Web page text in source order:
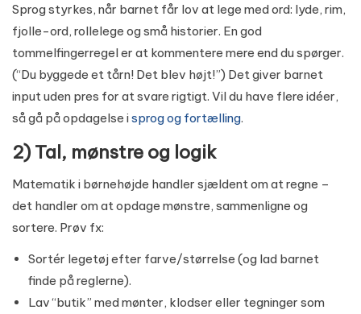
Sprog styrkes, når barnet får lov at lege med ord: lyde, rim,
fjolle-ord, rollelege og små historier. En god
tommelfingerregel er at kommentere mere end du spørger.
(“Du byggede et tårn! Det blev højt!”) Det giver barnet
input uden pres for at svare rigtigt. Vil du have flere idéer,
så gå på opdagelse isprog og fortælling.
2) Tal, mønstre og logik
Matematik i børnehøjde handler sjældent om at regne –
det handler om at opdage mønstre, sammenligne og
sortere. Prøv fx:
Sortér legetøj efter farve/størrelse (og lad barnet
finde på reglerne).
Lav “butik” med mønter, klodser eller tegninger som